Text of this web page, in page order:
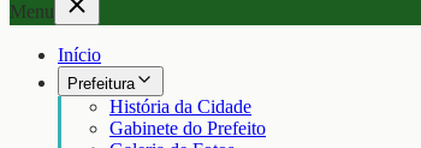
Menu
Início
Prefeitura
História da Cidade
Gabinete do Prefeito